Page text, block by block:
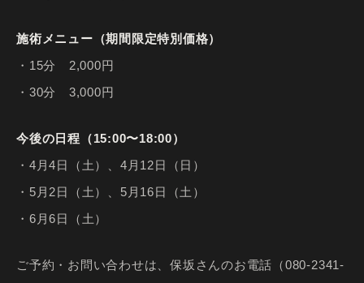
施術メニュー（期間限定特別価格）
・15分 2,000円
・30分 3,000円
今後の日程（15:00〜18:00）
・4月4日（土）、4月12日（日）
・5月2日（土）、5月16日（土）
・6月6日（土）
ご予約・お問い合わせは、保坂さんのお電話（080-2341-